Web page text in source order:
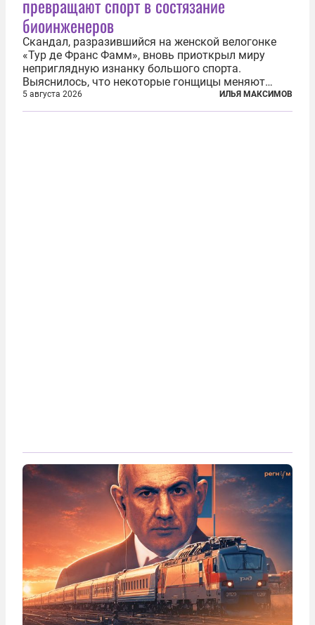
превращают спорт в состязание
биоинженеров
Скандал, разразившийся на женской велогонке
«Тур де Франс Фамм», вновь приоткрыл миру
неприглядную изнанку большого спорта.
Выяснилось, что некоторые гонщицы меняют
размер груди ради улучшения аэродинамики. За
фасадом труда, мастерства, упорства и
5 августа 2026 ИЛЬЯ МАКСИМОВ